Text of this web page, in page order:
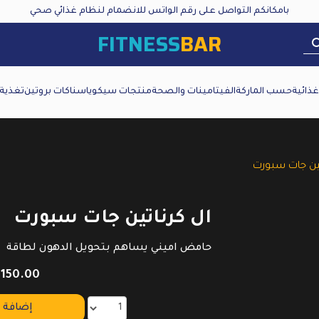
بامكانكم التواصل على رقم الواتس للانضمام لنظام غذائي صحي
FITNESSBAR
حسب الماركةالفيتامينات والصحةمنتجات سيكوياسناكات بروتين
جات سبورت
ال كرناتين جات سبورت
حامض اميني يساهم بتحويل الدهون لطاقة
إضافة